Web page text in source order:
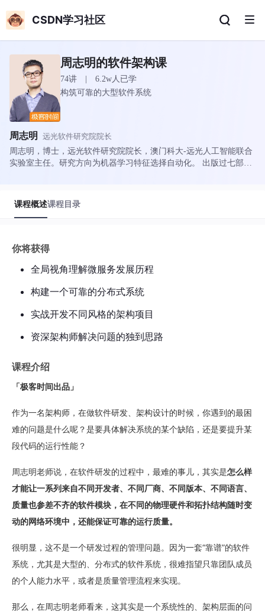
CSDN学习社区
周志明的软件架构课
74讲 | 6.2w人已学
构筑可靠的大型软件系统
周志明
远光软件研究院院长
周志明，博士，远光软件研究院院长，澳门科大-远光人工智能联合
实验室主任。研究方向为机器学习特征选择自动化。 出版过七部计
va 虚拟机”系列重印超过 40 次，总销量逾 30 万册。 开源技术的积
极倡导者和推动者。
课程概述课程目录
你将获得
全局视角理解微服务发展历程
构建一个可靠的分布式系统
实战开发不同风格的架构项目
资深架构师解决问题的独到思路
课程介绍
「极客时间出品」
作为一名架构师，在做软件研发、架构设计的时候，你遇到的最困
难的问题是什么呢？是要具体解决系统的某个缺陷，还是要提升某
段代码的运行性能？
周志明老师说，在软件研发的过程中，最难的事儿，其实是怎么样
才能让一系列来自不同开发者、不同厂商、不同版本、不同语言、
质量也参差不齐的软件模块，在不同的物理硬件和拓扑结构随时变
动的网络环境中，还能保证可靠的运行质量。
很明显，这不是一个研发过程的管理问题。因为一套“靠谱”的软件
系统，尤其是大型的、分布式的软件系统，很难指望只靠团队成员
的个人能力水平，或者是质量管理流程来实现。
那么，在周志明老师看来，这其实是一个系统性的、架构层面的问